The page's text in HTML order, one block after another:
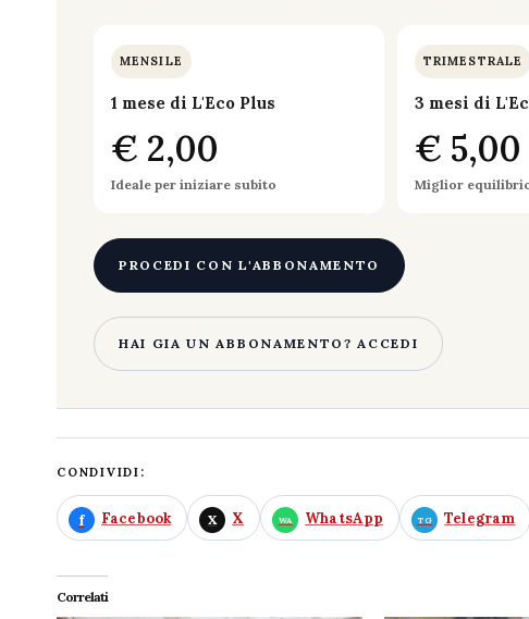
MENSILE
1 mese di L'Eco Plus
€ 2,00
Ideale per iniziare subito
TRIMESTRALE
3 mesi di
€ 5,00
Miglior
PROCEDI CON L'ABBONAMENTO
HAI GIA UN ABBONAMENTO? ACCEDI
CONDIVIDI:
Facebook X WhatsApp Telegram
Correlati